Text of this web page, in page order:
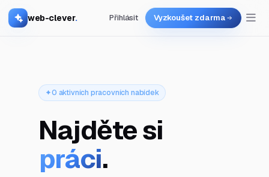
web-clever. Přihlásit Vyzkoušet zdarma
0 aktivních pracovních nabídek
Najděte si
práci.